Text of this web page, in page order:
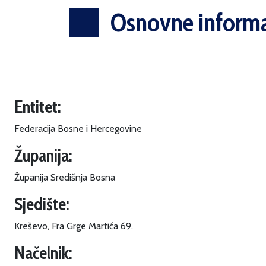
Osnovne
Entitet:
Federacija Bosne i Hercegovine
Županija:
Županija Središnja Bosna
Sjedište:
Kreševo, Fra Grge Martića 69.
Načelnik: